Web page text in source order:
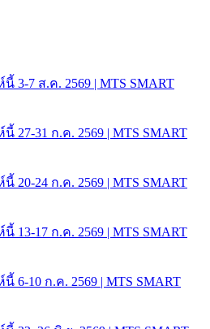
3-7 ส.ค. 2569 | MTS SMART
27-31 ก.ค. 2569 | MTS SMART
20-24 ก.ค. 2569 | MTS SMART
13-17 ก.ค. 2569 | MTS SMART
6-10 ก.ค. 2569 | MTS SMART